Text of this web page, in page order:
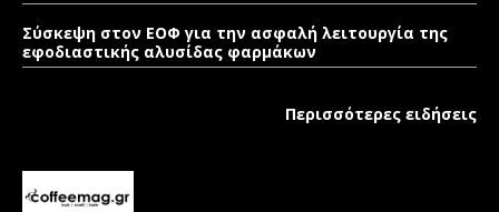
Σύσκεψη στον ΕΟΦ για την ασφαλή λειτουργία της
εφοδιαστικής αλυσίδας φαρμάκων
Περισσότερες ειδήσεις